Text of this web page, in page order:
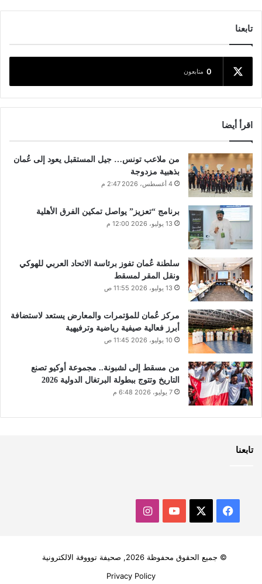
تابعنا
0 متابعون
اقرأ أيضا
من ملاعب تونس… جيل المستقبل يعود إلى عُمان
بذهبية مزدوجة
4 أغسطس، 2026 2:47 م
برنامج “تعزيز” يواصل تمكين الفرق الأهلية
13 يوليو، 2026 12:00 م
سلطنة عُمان تفوز برئاسة الاتحاد العربي للهوكي
ونقل المقر لمسقط
13 يوليو، 2026 11:55 ص
مركز عُمان للمؤتمرات والمعارض يستعد لاستضافة
أبرز فعالية صيفية رياضية وترفيهية
10 يوليو، 2026 11:45 ص
من مسقط إلى لشبونة.. مجموعة أوكيو تصنع
التاريخ وتتوج ببطولة البرتغال الدولية 2026
7 يوليو، 2026 6:48 م
تابعنا
فيسبوك ‫YouTubeانستقرام
© جميع الحقوق محفوظة 2026, صحيفة توووفة الالكترونية
Privacy Policy